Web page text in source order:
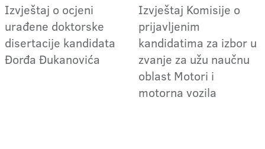
Izvještaj o ocjeni
urađene doktorske
disertacije kandidata
Đorđa Đukanovića
Izvještaj Komisije o
prijavljenim
kandidatima za izbor u
zvanje za užu naučnu
oblast Motori i
motorna vozila